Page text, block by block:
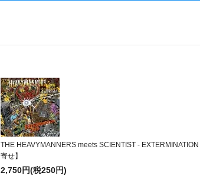
THE HEAVYMANNERS meets SCIENTIST -
寄せ】
2,750円(税250円)